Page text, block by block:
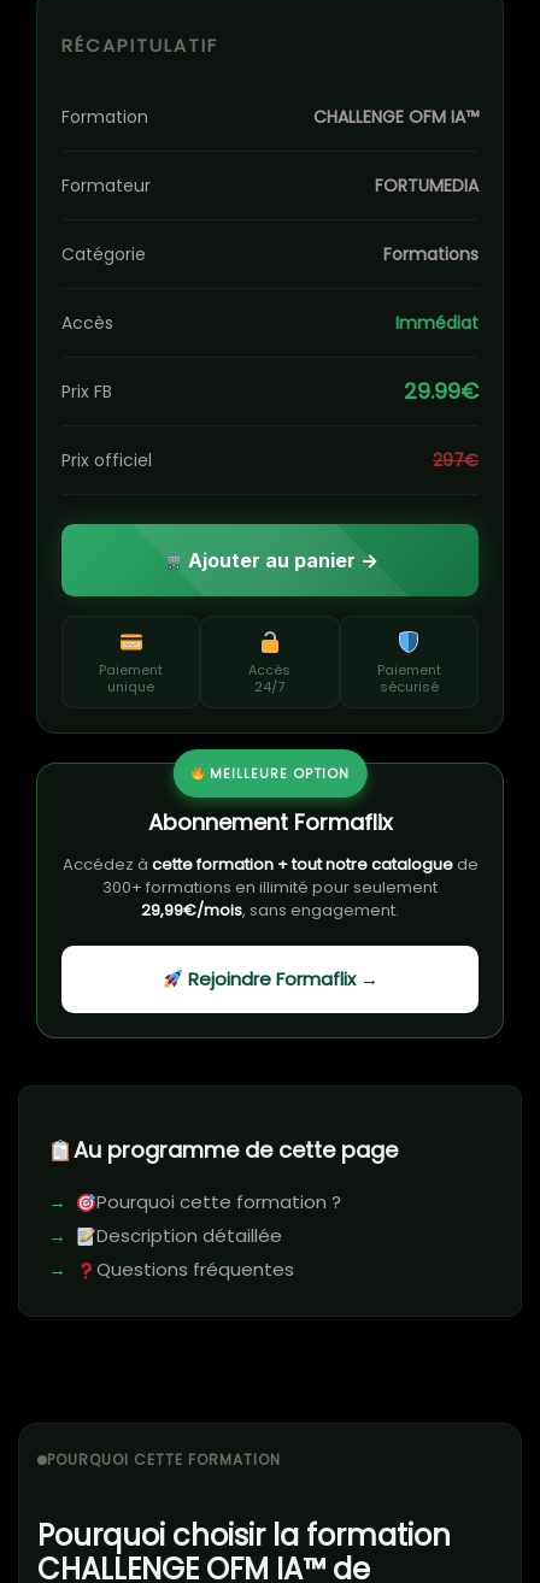
Au programme de cette page
Pourquoi cette formation ?
Description détaillée
Questions fréquentes
POURQUOI CETTE FORMATION
Pourquoi choisir la formation
CHALLENGE OFM IA™ de
RÉCAPITULATIF
Formation CHALLENGE OFM IA™
Formateur FORTUMEDIA
Catégorie Formations
Accès Immédiat
Prix FB 29.99€
Prix officiel 297€
Ajouter au panier →
Paiement
unique
Accès
24/7
Paiement
sécurisé
MEILLEURE OPTION
Abonnement Formaflix
Accédez à cette formation + tout notre cataloguede
300+ formations en illimité pour seulement
29,99€/mois, sans engagement.
Rejoindre Formaflix →